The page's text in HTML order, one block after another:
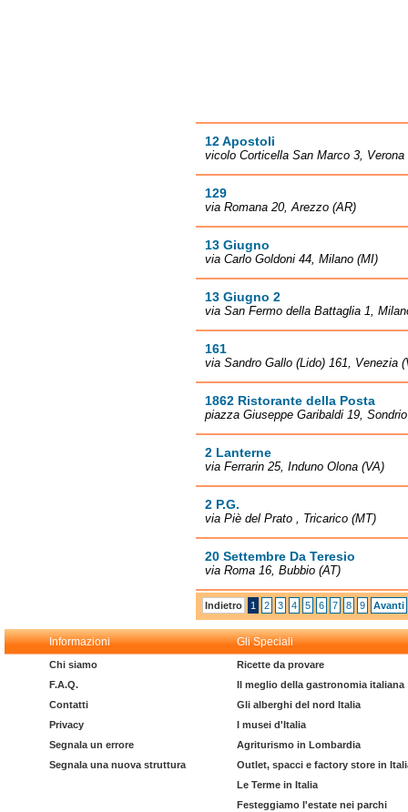
12 Apostoli
vicolo Corticella San Marco 3, Verona
129
via Romana 20, Arezzo (AR)
13 Giugno
via Carlo Goldoni 44, Milano (MI)
13 Giugno 2
via San Fermo della Battaglia 1,
161
via Sandro Gallo (Lido) 161, Venezia
1862 Ristorante della Posta
piazza Giuseppe Garibaldi 19,
2 Lanterne
via Ferrarin 25, Induno Olona (VA)
2 P.G.
via Piè del Prato , Tricarico (MT)
20 Settembre Da Teresio
via Roma 16, Bubbio (AT)
Indietro 1 2 3 4 5 6 7 8 9 Avanti
Informazioni Gli Speciali
Chi siamo
F.A.Q.
Contatti
Privacy
Segnala un errore
Segnala una nuova struttura
Ricette da provare
Il meglio della gastronomia italiana
Gli alberghi del nord Italia
I musei d'Italia
Agriturismo in Lombardia
Outlet, spacci e factory store in
Le Terme in Italia
Festeggiamo l'estate nei parchi